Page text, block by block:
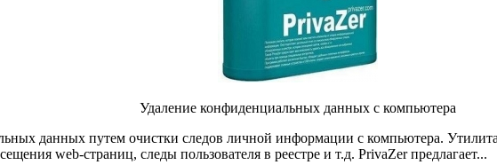
Удаление конфиденциальных данных с компьютера
данных путем очистки следов личной информации с компьютера.
web-страниц, следы пользователя в реестре и т.д. PrivaZer предлагает...